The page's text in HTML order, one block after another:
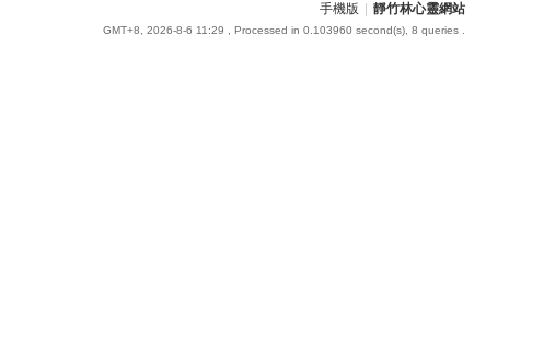
手機版 靜竹林心靈網站
GMT+8, 2026-8-6 11:29 , Processed in 0.103960 second(s), 8 queries .